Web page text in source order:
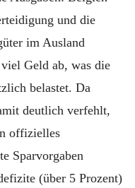
und die
im Ausland
Geld ab, was die
belastet. Da
deutlich verfehlt,
offizielles
Sparvorgaben
(über 5 Prozent)